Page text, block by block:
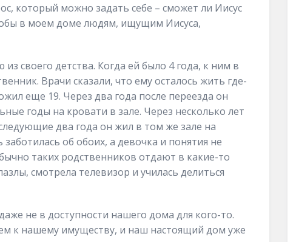
который можно задать себе – сможет ли Иисус
в моем доме людям, ищущим Иисуса,
своего детства. Когда ей было 4 года, к ним в
Врачи сказали, что ему осталось жить где-
еще 19. Через два года после переезда он
годы на кровати в зале. Через несколько лет
два года он жил в том же зале на
об обоих, а девочка и понятия не
таких родственников отдают в какие-то
смотрела телевизор и училась делиться
не в доступности нашего дома для кого-то.
к нашему имуществу, и наш настоящий дом уже